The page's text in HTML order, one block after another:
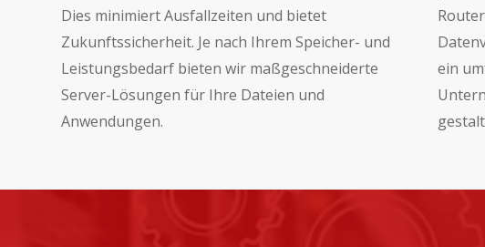
Dies minimiert Ausfallzeiten und bietet
Zukunftssicherheit. Je nach Ihrem Speicher- und
Leistungsbedarf bieten wir maßgeschneiderte
Server-Lösungen für Ihre Dateien und
Anwendungen.
ein